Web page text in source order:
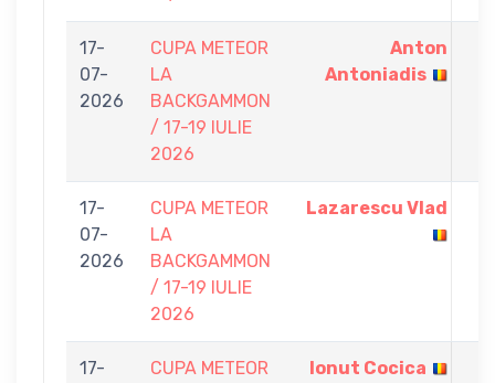
17-
07-
2026
CUPA METEOR
LA
BACKGAMMON
/ 17-19 IULIE
2026
Anton
Antoniadis
17-
07-
2026
CUPA METEOR
LA
BACKGAMMON
/ 17-19 IULIE
2026
Lazarescu Vlad
17-
CUPA METEOR
Ionut Cocica